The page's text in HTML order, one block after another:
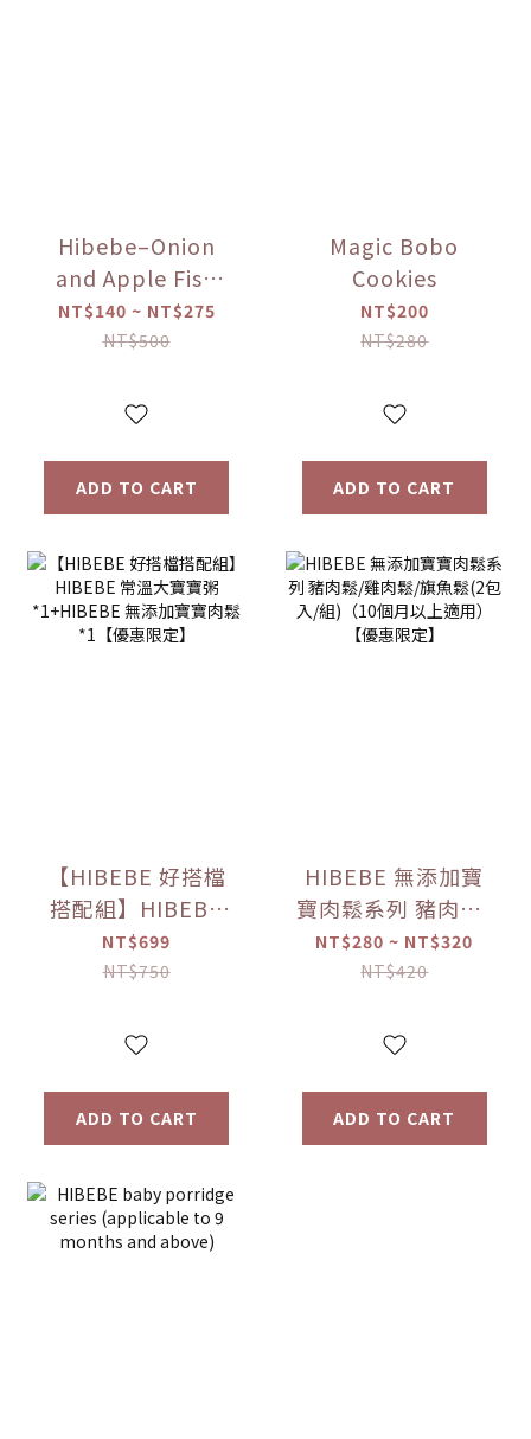
Hibebe–Onion
and Apple Fish
Soup
NT$140 ~ NT$275
NT$500
ADD TO CART
Magic Bobo
Cookies
NT$200
NT$280
ADD TO CART
【HIBEBE 好搭檔
搭配組】HIBEBE
常溫大寶寶粥
*1+HIBEBE 無添加
限定】
NT$699
NT$750
ADD TO CART
HIBEBE 無添加寶
寶肉鬆系列 豬肉鬆/
雞肉鬆/旗魚鬆(2包
入/組)（10個月以
定】
NT$280 ~ NT$320
NT$420
ADD TO CART